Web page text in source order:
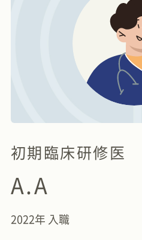
初期臨床研修医
A.A
2022年 入職